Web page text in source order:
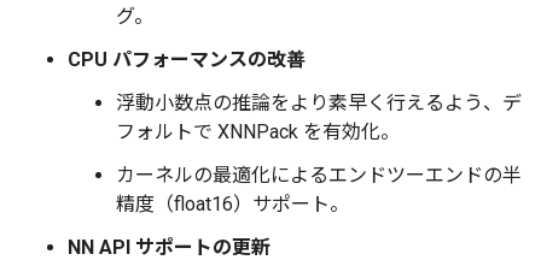
グ。
CPU パフォーマンスの改善
浮動小数点の推論をより素早く行えるよう、デ
フォルトで XNNPack を有効化。
カーネルの最適化によるエンドツーエンドの半
精度（float16）サポート。
NN API サポートの更新